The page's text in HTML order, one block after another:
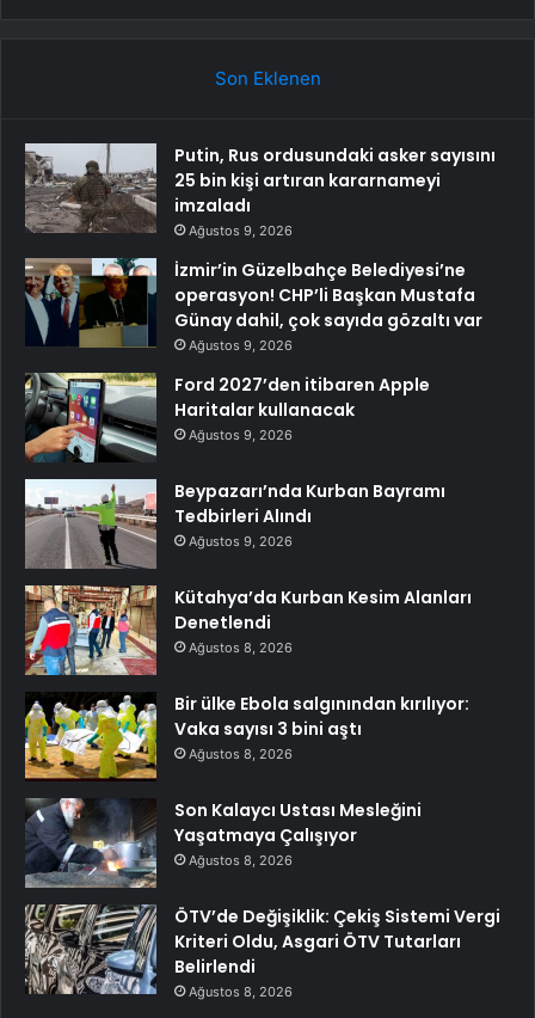
Son Eklenen
Putin, Rus ordusundaki asker sayısını
25 bin kişi artıran kararnameyi
imzaladı
Ağustos 9, 2026
İzmir’in Güzelbahçe Belediyesi’ne
operasyon! CHP’li Başkan Mustafa
Günay dahil, çok sayıda gözaltı var
Ağustos 9, 2026
Ford 2027’den itibaren Apple
Haritalar kullanacak
Ağustos 9, 2026
Beypazarı’nda Kurban Bayramı
Tedbirleri Alındı
Ağustos 9, 2026
Kütahya’da Kurban Kesim Alanları
Denetlendi
Ağustos 8, 2026
Bir ülke Ebola salgınından kırılıyor:
Vaka sayısı 3 bini aştı
Ağustos 8, 2026
Son Kalaycı Ustası Mesleğini
Yaşatmaya Çalışıyor
Ağustos 8, 2026
ÖTV’de Değişiklik: Çekiş Sistemi Vergi
Kriteri Oldu, Asgari ÖTV Tutarları
Belirlendi
Ağustos 8, 2026